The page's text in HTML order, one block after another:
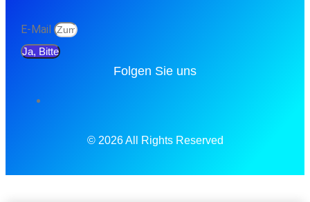
E-Mail
Ja, Bitte
Folgen Sie uns
© 2026 All Rights Reserved